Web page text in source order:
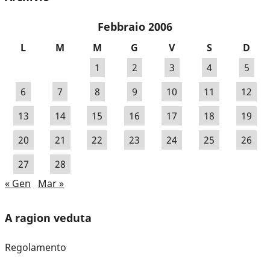
Febbraio 2006
L M M G V S
D
1
2 3 4
5
6
7 8 9 10 11
12
13
14 15 16 17 18
19
20
21 22 23 24 25
26
27
28
« Gen
Mar »
A ragion veduta
Regolamento